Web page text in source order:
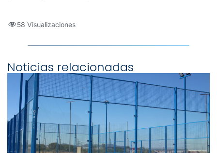
58 Visualizaciones
Noticias relacionadas